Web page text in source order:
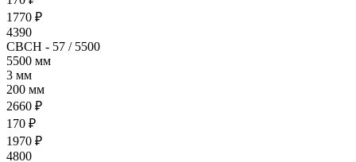
1770 ₽
4390
СВСН - 57 / 5500
5500 мм
3 мм
200 мм
2660 ₽
170 ₽
1970 ₽
4800